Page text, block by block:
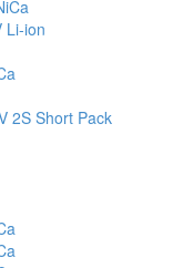
Li-ion
2S Short Pack